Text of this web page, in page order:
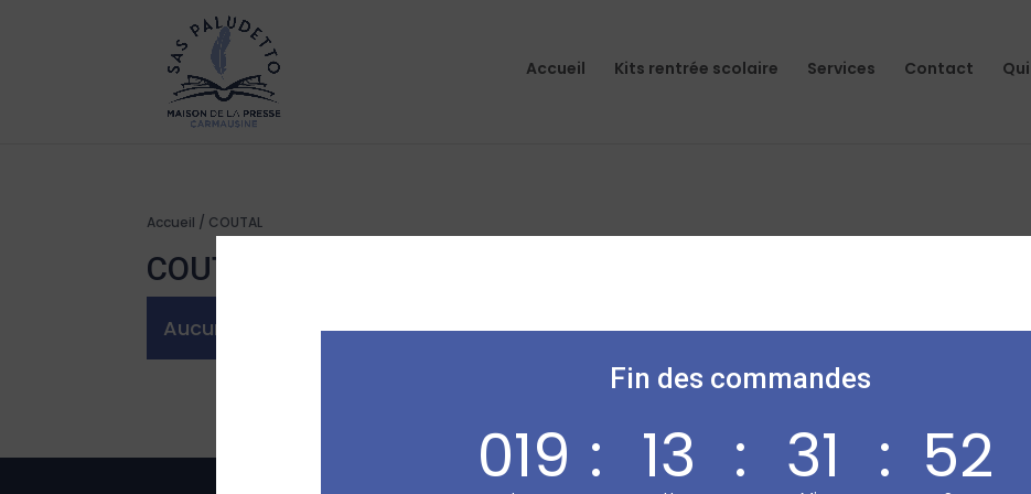
Accueil Kits rentrée scolaire Services Contact
Accueil / COUTAL
COUTAL
Aucun produit ne correspond à votre sélection.
Fin des commandes
019 : 13 : 31 : 52